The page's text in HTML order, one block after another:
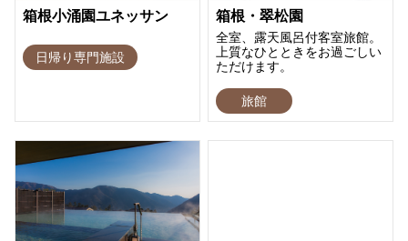
箱根小涌園ユネッサン
日帰り専門施設
箱根・翠松園
全室、露天風呂付客室旅館。
上質なひとときをお過ごしい
ただけます。
旅館